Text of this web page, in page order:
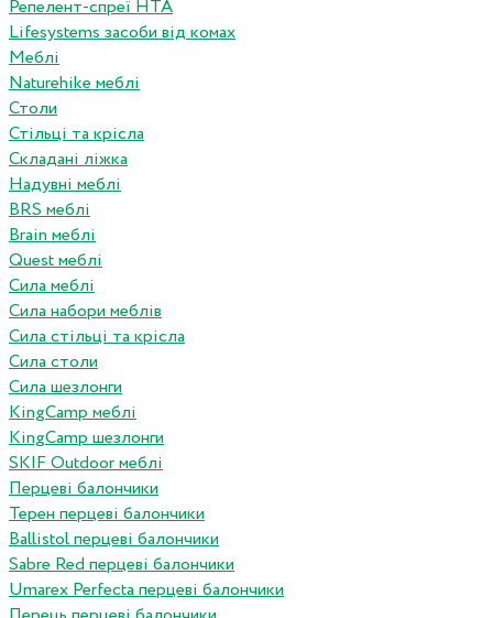
Репелент-спреї HTA
Lifesystems засоби від комах
Меблі
Naturehike меблі
Столи
Стільці та крісла
Складані ліжка
Надувні меблі
BRS меблі
Brain меблі
Quest меблі
Сила меблі
Сила набори меблів
Сила стільці та крісла
Сила столи
Сила шезлонги
KingCamp меблі
KingCamp шезлонги
SKIF Outdoor меблі
Перцеві балончики
Терен перцеві балончики
Ballistol перцеві балончики
Sabre Red перцеві балончики
Umarex Perfecta перцеві балончики